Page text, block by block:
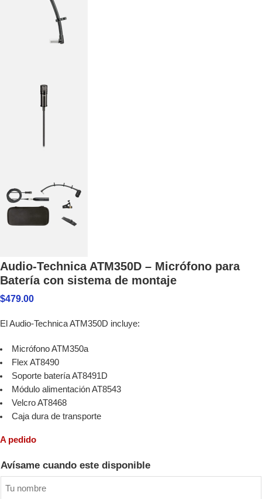
Audio-Technica ATM350D – Micrófono para
Batería con sistema de montaje
$479.00
El Audio-Technica ATM350D incluye:
Micrófono ATM350a
Flex AT8490
Soporte batería AT8491D
Módulo alimentación AT8543
Velcro AT8468
Caja dura de transporte
A pedido
Avísame cuando este disponible